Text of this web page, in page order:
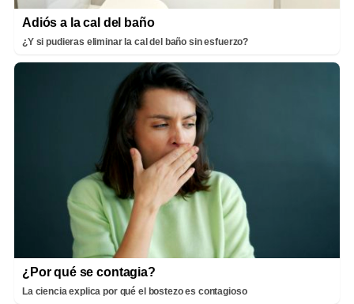
Adiós a la cal del baño
¿Y si pudieras eliminar la cal del baño sin esfuerzo?
¿Por qué se contagia?
La ciencia explica por qué el bostezo es contagioso